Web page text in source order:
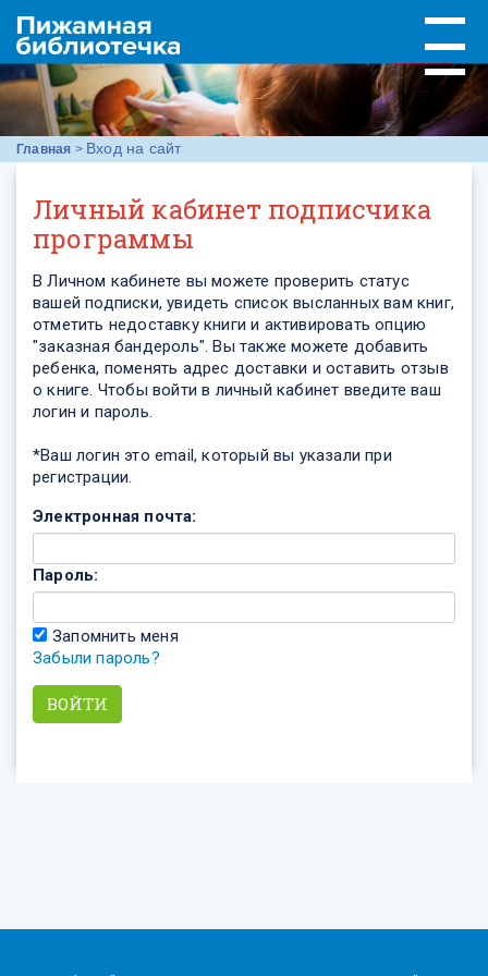
Главная > Вход на сайт
Личный кабинет подписчика
программы
В Личном кабинете вы можете проверить статус
вашей подписки, увидеть список высланных вам книг,
отметить недоставку книги и активировать опцию
"заказная бандероль". Вы также можете добавить
ребенка, поменять адрес доставки и оставить отзыв
о книге. Чтобы войти в личный кабинет введите ваш
логин и пароль.
*Ваш логин это email, который вы указали при
регистрации.
Электронная почта:
Пароль:
Запомнить меня
Забыли пароль?